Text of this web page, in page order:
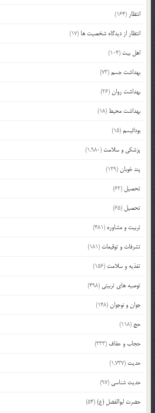
انتظار (164)
انتظار از دیدگاه شخصیت ها (17)
اهل بیت (104)
بهداشت جسم(73)
بهداشت روان(26)
بهداشت محیط (18)
بودائیسم(15)
پزشکی و سلامت (1,980)
پند خوبان(129)
تحصیل (62)
تحصیل (65)
تربیت و مشاوره (481)
تشرفات و توقیعات (181)
تغذیه و سلامت (156)
توصیه های تربیتی (498)
جوان و نوجوان(148)
حج (118)
حجاب و عفاف (333)
حدیث (1,737)
حدیث شناسی (97)
حضرت ابوالفضل (ع)(54)